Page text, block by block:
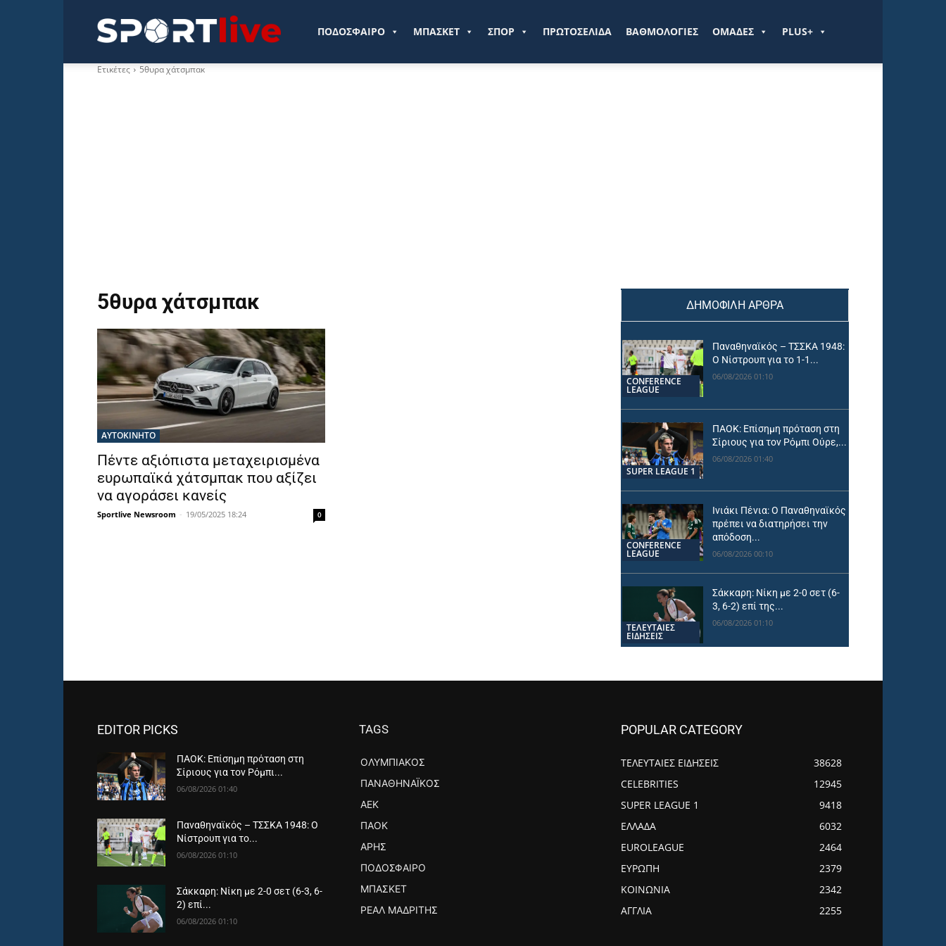
Sportlive.grΠΟΔΟΣΦΑΙΡΟ ΜΠΑΣΚΕΤ ΣΠΟΡ ΠΡΩΤΟΣΕΛΙΔΑ ΒΑΘΜΟΛΟΓΙΕΣ ΟΜΑΔΕΣ PLUS+
Ετικέτες 5θυρα χάτσμπακ
5θυρα χάτσμπακ
ΑΥΤΟΚΙΝΗΤΟ
Πέντε αξιόπιστα μεταχειρισμένα
ευρωπαϊκά χάτσμπακ που αξίζει
να αγοράσει κανείς
Sportlive Newsroom - 19/05/2025 18:24 0
ΔΗΜΟΦΙΛΗ ΑΡΘΡΑ
CONFERENCE
LEAGUE
Παναθηναϊκός – ΤΣΣΚΑ 1948:
Ο Νίστρουπ για το 1-1...
06/08/2026 01:10
SUPER LEAGUE 1
ΠΑΟΚ: Επίσημη πρόταση στη
Σίριους για τον Ρόμπι Ούρε,...
06/08/2026 01:40
CONFERENCE
LEAGUE
Ινιάκι Πένια: Ο Παναθηναϊκός
πρέπει να διατηρήσει την
απόδοση...
06/08/2026 00:10
ΤΕΛΕΥΤΑΙΕΣ
ΕΙΔΗΣΕΙΣ
Σάκκαρη: Νίκη με 2-0 σετ (6-
3, 6-2) επί της...
06/08/2026 01:10
EDITOR PICKS
ΠΑΟΚ: Επίσημη πρόταση στη
Σίριους για τον Ρόμπι...
06/08/2026 01:40
Παναθηναϊκός – ΤΣΣΚΑ 1948: Ο
Νίστρουπ για το...
06/08/2026 01:10
Σάκκαρη: Νίκη με 2-0 σετ (6-3, 6-
2) επί...
06/08/2026 01:10
TAGS
ΟΛΥΜΠΙΑΚΌΣ
ΠΑΝΑΘΗΝΑΪΚΌΣ
ΑΕΚ
ΠΑΟΚ
ΆΡΗΣ
ΠΟΔΌΣΦΑΙΡΟ
ΜΠΆΣΚΕΤ
ΡΕΆΛ ΜΑΔΡΊΤΗΣ
POPULAR CATEGORY
ΤΕΛΕΥΤΑΙΕΣ ΕΙΔΗΣΕΙΣ
38628
CELEBRITIES
12945
SUPER LEAGUE 1
9418
ΕΛΛΑΔΑ
6032
EUROLEAGUE
2464
ΕΥΡΩΠΗ
2379
ΚΟΙΝΩΝΙΑ
2342
ΑΓΓΛΙΑ
2255